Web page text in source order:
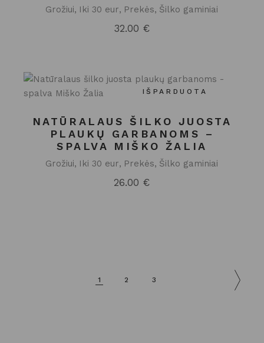
Grožiui Iki 30 eur Prekės Šilko gaminiai
32.00 €
IŠPARDUOTA
NATŪRALAUS ŠILKO JUOSTA
PLAUKŲ GARBANOMS –
SPALVA MIŠKO ŽALIA
Grožiui Iki 30 eur Prekės Šilko gaminiai
26.00 €
1 2 3